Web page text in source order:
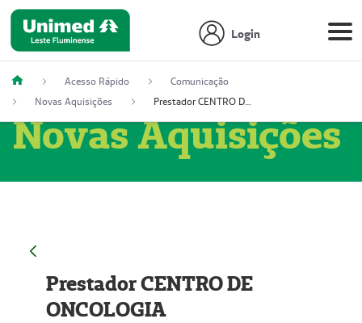
Login
Acesso Rápido
Comunicação
Novas Aquisições
Prestador CENTRO DE ONCOLOGIA
Novas Aquisições
Prestador CENTRO DE
ONCOLOGIA